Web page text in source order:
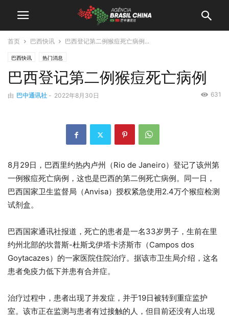
首页 巴西快讯 巴西登记第二例猴痘死亡病例...
巴西快讯 热门消息
巴西登记第二例猴痘死亡病例
由 巴中通讯社 - 2022年8月30日 631
8月29日，巴西里约热内卢州（Rio de Janeiro）登记了该州第
一例猴痘死亡病例，这也是巴西的第二例死亡病例。同一日，
巴西国家卫生监督局（Anvisa）授权紧急使用2.4万个猴痘检测
试剂盒。
巴西国家通讯社报道，死亡的患者是一名33岁男子，生前在里
约州北部的坎普斯-杜斯戈伊塔卡济斯市（Campos dos
Goytacazes）的一家医院住院治疗。据该市卫生局介绍，这名
患者免疫力低下并患有合并症。
治疗过程中，患者出现了并发症，并于19日被转到重症监护
室。该市正在监测与患者有过接触的人，但目前还没有人出现